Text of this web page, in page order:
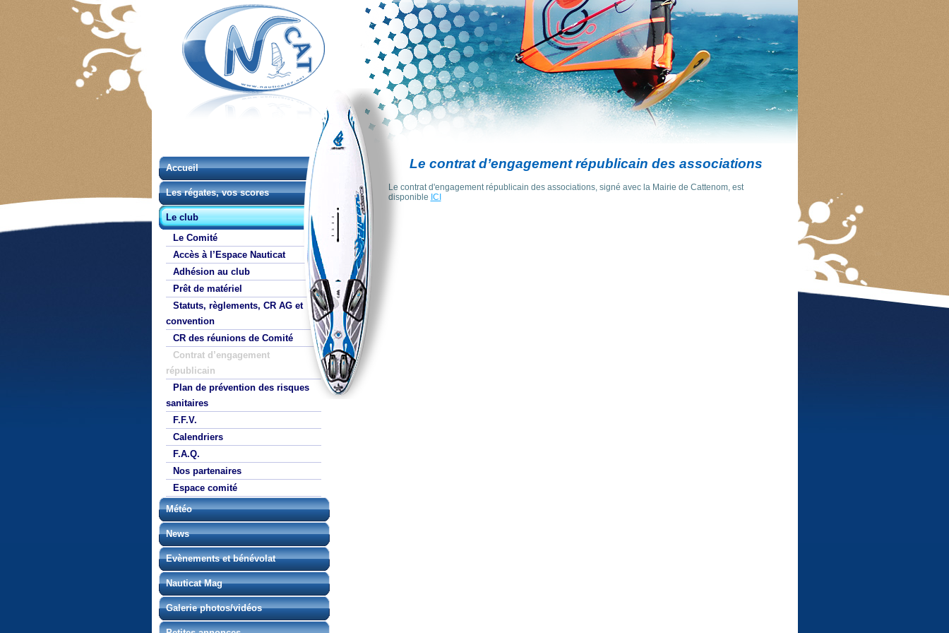
Accueil
Les régates, vos scores
Le club
Le Comité
Accès à l’Espace Nauticat
Adhésion au club
Prêt de matériel
Statuts, règlements, CR AG et
convention
CR des réunions de Comité
Contrat d’engagement
républicain
Plan de prévention des risques
sanitaires
F.F.V.
Calendriers
F.A.Q.
Nos partenaires
Espace comité
Météo
News
Evènements et bénévolat
Nauticat Mag
Galerie photos/vidéos
Le contrat d’engagement républicain des associations
Le contrat d'engagement républicain des associations, signé avec la Mairie de Cattenom, est
disponible ICI